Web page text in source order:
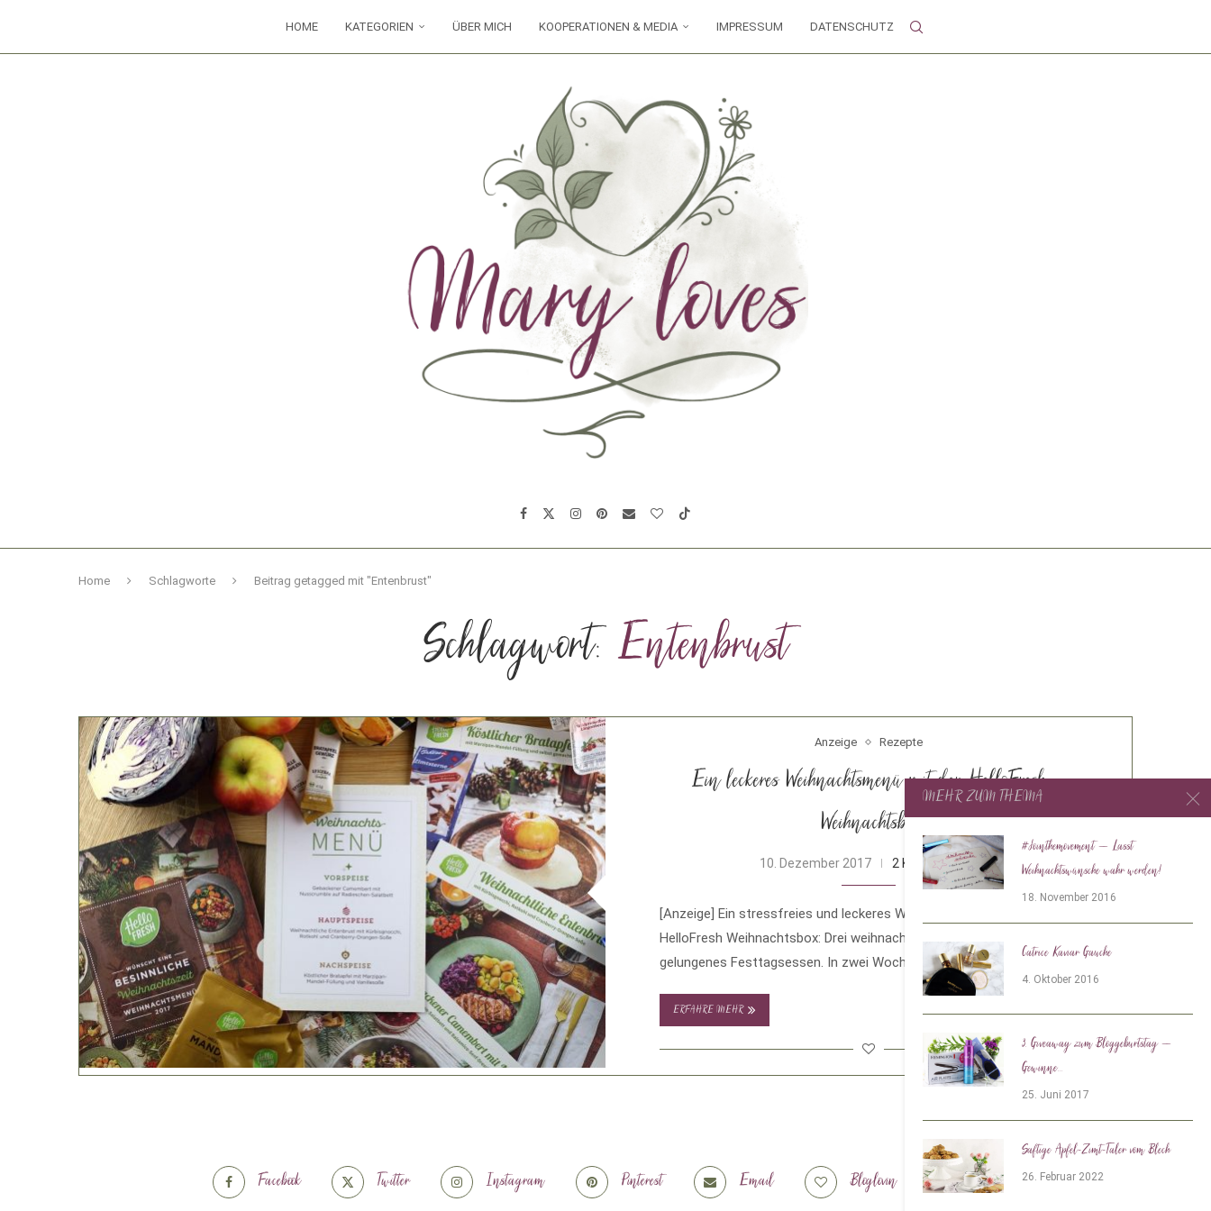
HOME KATEGORIEN ÜBER MICH KOOPERATIONEN & MEDIA IMPRESSUM DATENSCHUTZ
Home Schlagworte Beitrag getagged mit "Entenbrust"
Schlagwort:Entenbrust
Anzeige Rezepte
Ein leckeres Weihnachtsmenü mit der HelloFresh
Weihnachtsbox
10. Dezember 2017 2 Kommentare
[Anzeige] Ein stressfreies und leckeres Weihnachtsfest mit der
HelloFresh Weihnachtsbox: Drei weihnachtliche Gänge für ein
gelungenes Festtagsessen. In zwei Wochen ist es …
ERFAHRE MEHR
Facebook Twitter Instagram Pinterest Email Bloglovin Tiktok
MEHR ZUM THEMA
#Jointhemovement – Lasst
Weihnachtswünsche wahr werden!
18. November 2016
Catrice Kaviar Gauche
4. Oktober 2016
3. Giveaway zum Bloggeburtstag –
Gewinne...
25. Juni 2017
Saftige Apfel-Zimt-Taler vom Blech
26. Februar 2022